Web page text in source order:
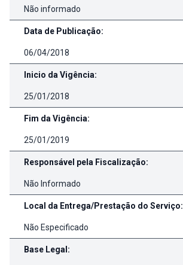
Não informado
Data de Publicação:
06/04/2018
Inicio da Vigência:
25/01/2018
Fim da Vigência:
25/01/2019
Responsável pela Fiscalização:
Não Informado
Local da Entrega/Prestação do Serviço:
Não Especificado
Base Legal: